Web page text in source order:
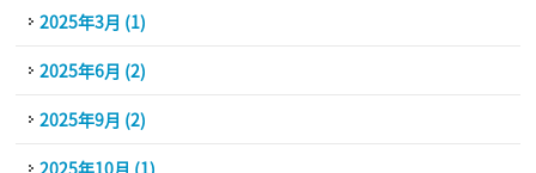
2025年3月 (1)
2025年6月 (2)
2025年9月 (2)
2025年10月 (1)